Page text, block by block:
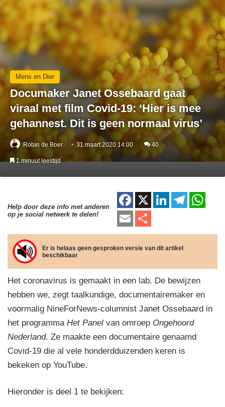
Mens en Dier
Documaker Janet Ossebaard gaat
viraal met film Covid-19: ‘Hier is mee
gehannest. Dit is geen normaal virus’
Robin de Boer 31 maart 2020 14:00 40
1 minuut leestijd
Help door deze info met anderen
op je social netwerk te delen!
F
a
c
e
b
o
o
k
X
Li
k
e
dI
n
T
e
a
m
at
A
E
m
ail
el
e
n
Er is helaas geen gesproken versie van dit artikel
beschikbaar
Het coronavirus is gemaakt in een lab. De bewijzen
hebben we, zegt taalkundige, documentairemaker en
voormalig NineForNews-columnist Janet Ossebaard in
het programma Het Panel van omroep Ongehoord
Nederland. Ze maakte een documentaire genaamd
Covid-19 die al vele honderdduizenden keren is
bekeken op YouTube.
Hieronder is deel 1 te bekijken: